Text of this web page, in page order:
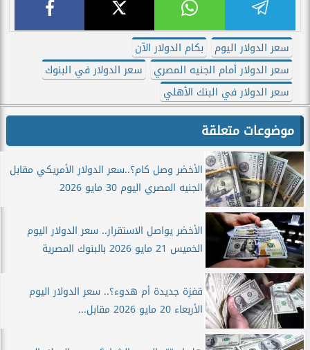
سعر الدولار اليوم
بكام الدولار الآن
سعر الدولار أمام الجنيه المصري
سعر الدولار في البنوك
سعر الدولار في البنك الأهلي
موضوعات متعلقة
الأخضر وصل كام؟..سعر الدولار الأمريكي مقابل
الجنيه المصري اليوم 30 مايو 2026
الأخضر يواصل الاستقرار.. سعر الدولار اليوم
الخميس 21 مايو 2026 بالبنوك المصرية
قفزة جديدة أم هدوء؟.. سعر الدولار اليوم
الأربعاء 20 مايو 2026 مقابل...